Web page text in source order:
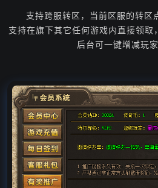
支持跨服转区，当前区服的转区
支持在旗下其它任何游戏内直接领取
后台可一键增减玩家